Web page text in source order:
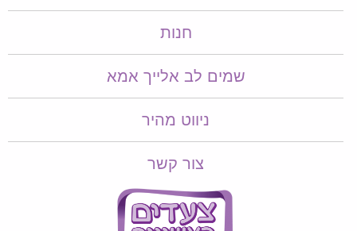
חנות
שמים לב אלייך אמא​​
ניווט מהיר
צור קשר